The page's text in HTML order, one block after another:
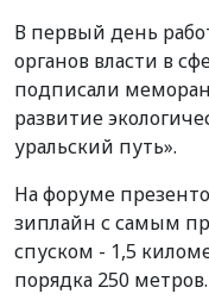
В первый день
органов власти в
подписали
развитие
уральский путь».
На форуме
зиплайн с самым
спуском - 1,5
порядка 250 метров.